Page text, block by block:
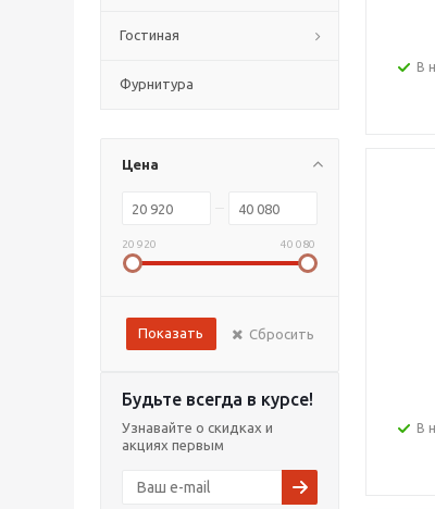
Гостиная
Фурнитура
Цена
20 920 40 080
Показать Сбросить
Будьте всегда в курсе!
Узнавайте о скидках и
акциях первым
В
В